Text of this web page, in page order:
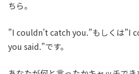
ちら。
”I couldn’t catch you.”もしくは”I
you said.”です。